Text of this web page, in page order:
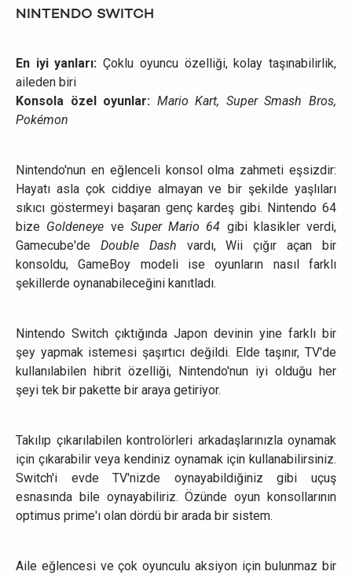
NINTENDO SWITCH
En iyi yanları:Çoklu oyuncu özelliği, kolay taşınabilirlik,
aileden biri
Konsola özel oyunlar: Mario Kart, Super Smash Bros,
Pokémon
Nintendo'nun en eğlenceli konsol olma zahmeti eşsizdir:
Hayatı asla çok ciddiye almayan ve bir şekilde yaşlıları
sıkıcı göstermeyi başaran genç kardeş gibi. Nintendo 64
bize Goldeneye ve Super Mario 64 gibi klasikler verdi,
Gamecube'de Double Dash vardı, Wii çığır açan bir
konsoldu, GameBoy modeli ise oyunların nasıl farklı
şekillerde oynanabileceğini kanıtladı.
Nintendo Switch çıktığında Japon devinin yine farklı bir
şey yapmak istemesi şaşırtıcı değildi. Elde taşınır, TV'de
kullanılabilen hibrit özelliği, Nintendo'nun iyi olduğu her
şeyi tek bir pakette bir araya getiriyor.
Takılıp çıkarılabilen kontrolörleri arkadaşlarınızla oynamak
için çıkarabilir veya kendiniz oynamak için kullanabilirsiniz.
Switch'i evde TV'nizde oynayabildiğiniz gibi uçuş
esnasında bile oynayabiliriz. Özünde oyun konsollarının
optimus prime'ı olan dördü bir arada bir sistem.
Aile eğlencesi ve çok oyunculu aksiyon için bulunmaz bir